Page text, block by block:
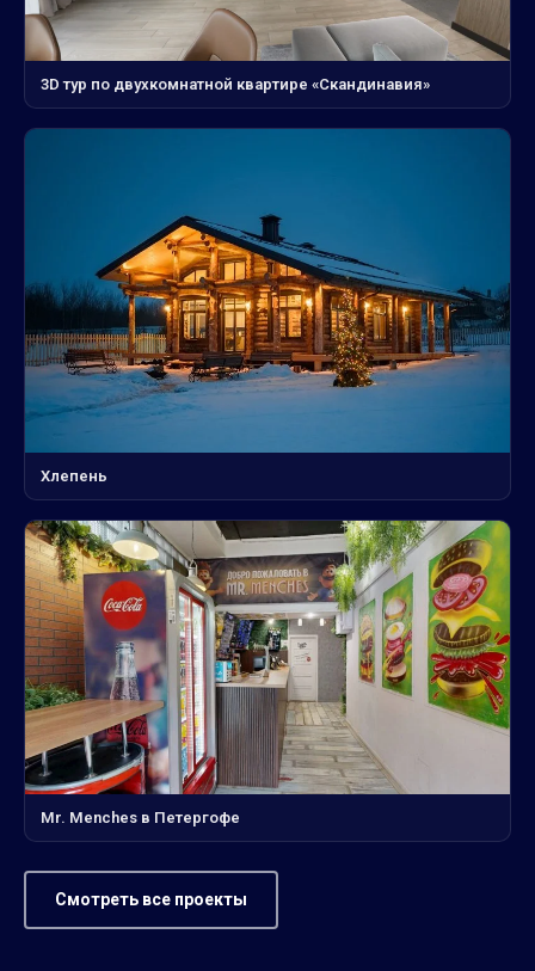
3D тур по двухкомнатной квартире «Скандинавия»
Хлепень
Mr. Menches в Петергофе
Смотреть все проекты